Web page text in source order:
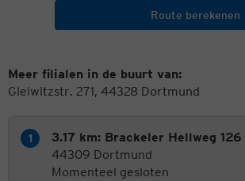
Route berekenen
Meer filialen in de buurt van:
Gleiwitzstr. 271, 44328 Dortmund
3.17 km: Brackeler Hellweg 126
44309 Dortmund
Momenteel gesloten